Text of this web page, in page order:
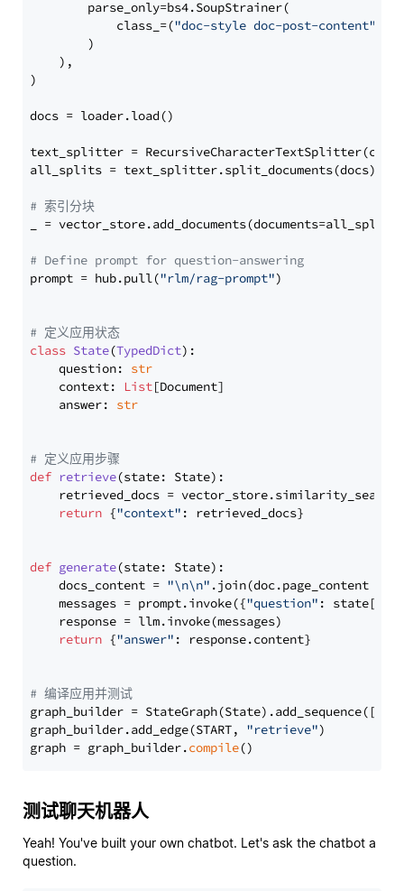
        parse_only=bs4.SoupStrainer(
            class_=(
"doc-style doc-post-content"
        )
    ),
)
docs = loader.load()
text_splitter =
all_splits = text_splitter.split_documents(docs)
# 索引分块
_ = vector_store.add_documents(documents=all_splits)
# Define prompt for question-answering
prompt = hub.pull("rlm/rag-prompt")
# 定义应用状态
class State(TypedDict):
    question:
str
    context:
List[Document]
    answer:
str
# 定义应用步骤
def retrieve(state: State):
retrieved_docs =
return {"context" : retrieved_docs}
def generate(state: State):
    docs_content =
"\n\n" .join(doc.page_content
    messages = prompt.invoke({
"question" : state[
    response = llm.invoke(messages)
return {"answer" : response.content}
# 编译应用并测试
graph_builder =
graph_builder.add_edge(START, "retrieve")
graph = graph_builder.compile
测试聊天机器人
Yeah! You've built your own chatbot. Let's ask the chatbot a
question.